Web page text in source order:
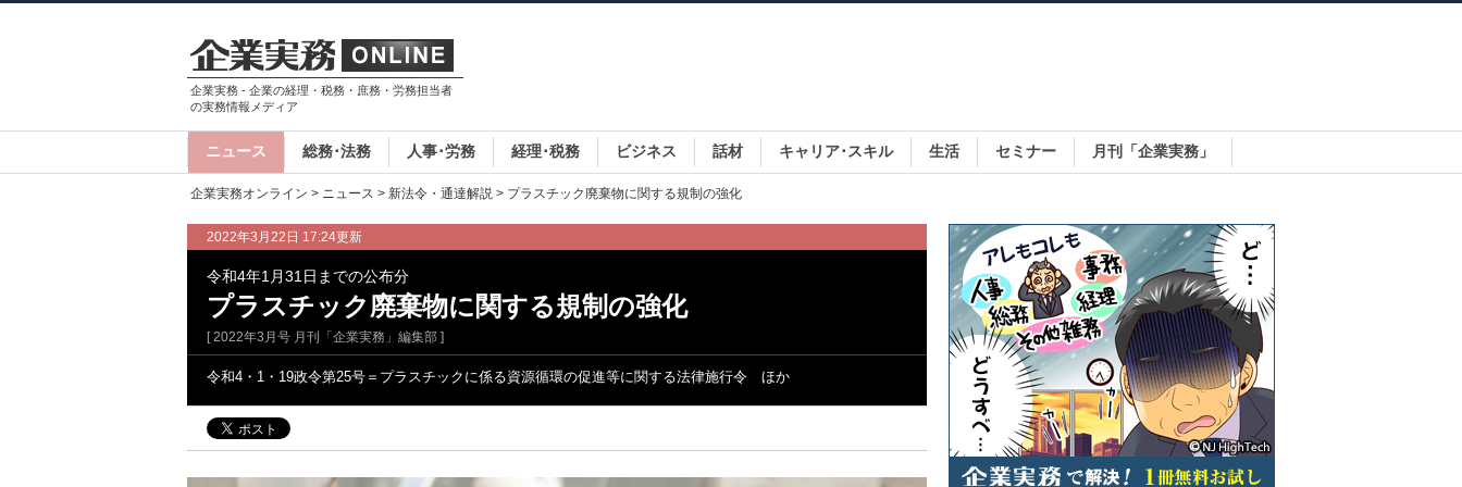
企業実務 - 企業の経理・税務・庶務・労務担当者
の実務情報メディア
ニュース 総務･法務 人事･労務 経理･税務 ビジネス 話材 キャリア･スキル 生活 セミナー 月刊「企業実務」
企業実務オンライン > ニュース > 新法令・通達解説 > プラスチック廃棄物に関する規制の強化
2022年3月22日 17:24更新
令和4年1月31日までの公布分
プラスチック廃棄物に関する規制の強化
[ 2022年3月号 月刊「企業実務」編集部 ]
令和4・1・19政令第25号＝プラスチックに係る資源循環の促進等に関する法律施行令 ほか